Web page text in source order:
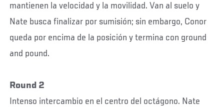
mantienen la velocidad y la movilidad. Van al suelo y
Nate busca finalizar por sumisión; sin embargo, Conor
queda por encima de la posición y termina con ground
and pound.
Round 2
Intenso intercambio en el centro del octágono. Nate